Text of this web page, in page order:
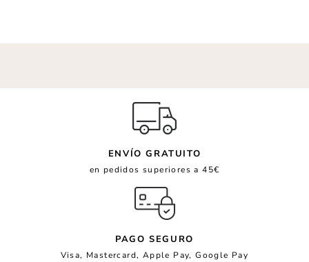
ENVÍO GRATUITO
en pedidos superiores a 45€
PAGO SEGURO
Visa, Mastercard, Apple Pay, Google Pay